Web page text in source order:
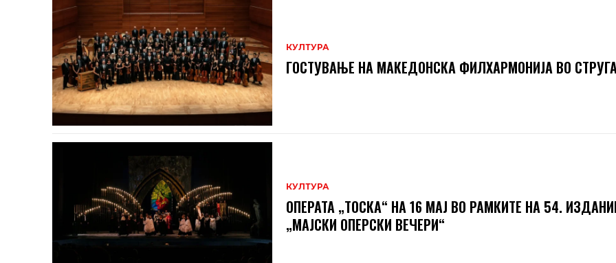
КУЛТУРА
ГОСТУВАЊЕ НА МАКЕДОНСКА ФИЛХАРМОНИЈА ВО СТРУГА
КУЛТУРА
ОПЕРАТА „ТОСКА“ НА 16 МАЈ ВО РАМКИТЕ НА 54.
„МАЈСКИ ОПЕРСКИ ВЕЧЕРИ“